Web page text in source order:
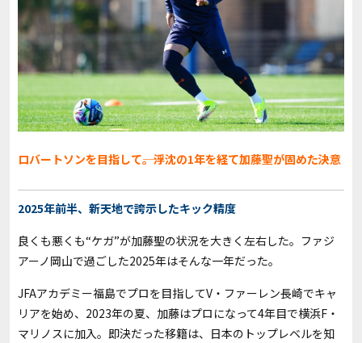
ロバートソンを目指して――。浮沈の1年を経て加藤聖が固めた決意
2025年前半、新天地で誇示したキック精度
良くも悪くも“ケガ”が加藤聖の状況を大きく左右した。ファジ
アーノ岡山で過ごした2025年はそんな一年だった。
JFAアカデミー福島でプロを目指してV・ファーレン長崎でキャ
リアを始め、2023年の夏、加藤はプロになって4年目で横浜F・
マリノスに加入。即決だった移籍は、日本のトップレベルを知